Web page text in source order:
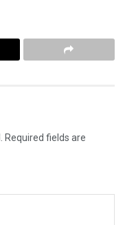
Required fields are